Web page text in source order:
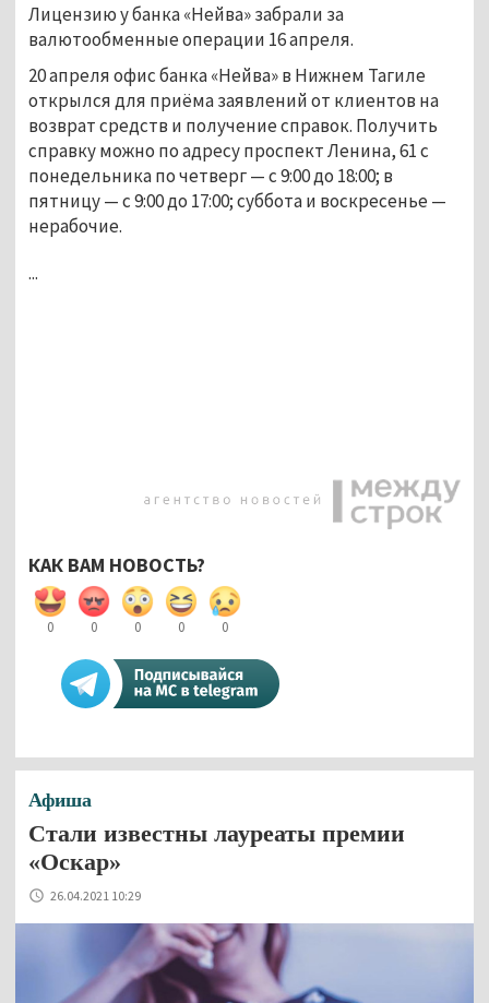
Лицензию у банка «Нейва» забрали за
валютообменные операции 16 апреля.
20 апреля офис банка «Нейва» в Нижнем Тагиле
открылся для приёма заявлений от клиентов на
возврат средств и получение справок. Получить
справку можно по адресу проспект Ленина, 61 с
понедельника по четверг — с 9:00 до 18:00; в
пятницу — с 9:00 до 17:00; суббота и воскресенье —
нерабочие.
...
КАК ВАМ НОВОСТЬ?
0 0 0 0 0
Афиша
Стали известны лауреаты премии
«Оскар»
26.04.2021 10:29